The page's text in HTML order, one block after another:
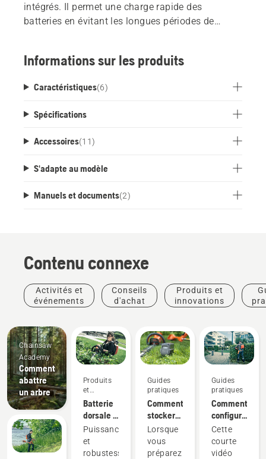
intégrés. Il permet une charge rapide des
batteries en évitant les longues périodes de
à l'aide d'un support de montage mural,
Informations sur les produits
Caractéristiques(6)
Spécifications
Accessoires(11)
S'adapte au modèle
Manuels et documents(2)
Contenu connexe
Activités et
événements
Conseils
d'achat
Produits et
innovations
Chainsaw
Academy
Comment
abattre
un arbre
Produits
et
innovations
Batterie
dorsale :
Une
révolution
pour les
Puissance
et
robustesse,
Guides
pratiques
Comment
stocker
votre
batterie
Husqvarna
Lorsque
vous
préparez
Guides
pratiques
Comment
configurer
et
installer
correctement
Cette
courte
vidéo